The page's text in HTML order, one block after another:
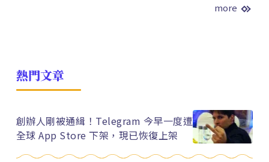
more
熱門文章
創辦人剛被通緝！Telegram 今早一度遭
全球 App Store 下架，現已恢復上架